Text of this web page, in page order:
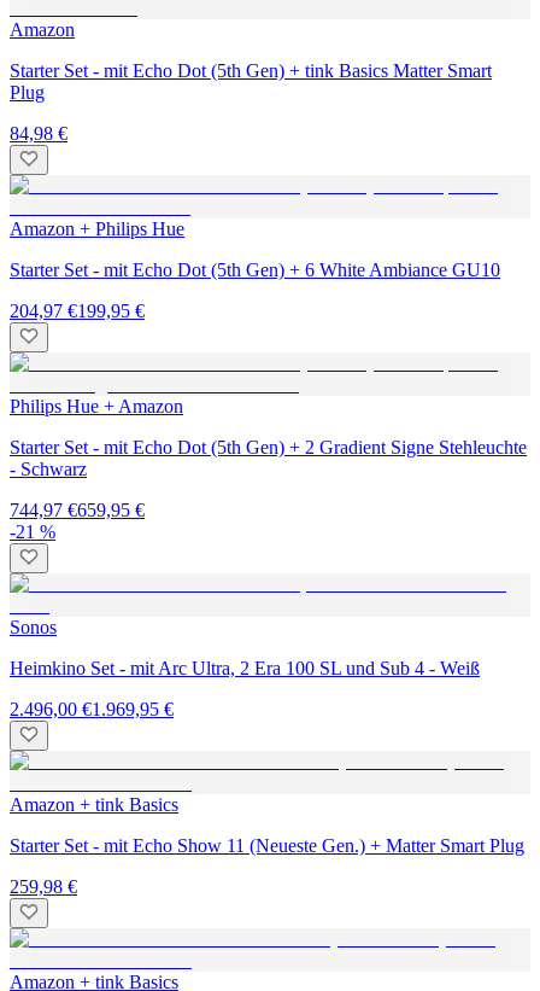
Amazon
Starter Set - mit Echo Dot (5th Gen) + tink Basics Matter Smart
Plug
84,98 €
Amazon + Philips Hue
Starter Set - mit Echo Dot (5th Gen) + 6 White Ambiance GU10
204,97 €199,95 €
Philips Hue + Amazon
Starter Set - mit Echo Dot (5th Gen) + 2 Gradient Signe Stehleuchte
- Schwarz
744,97 €659,95 €
-21 %
Sonos
Heimkino Set - mit Arc Ultra, 2 Era 100 SL und Sub 4 - Weiß
2.496,00 €1.969,95 €
Amazon + tink Basics
Starter Set - mit Echo Show 11 (Neueste Gen.) + Matter Smart Plug
259,98 €
Amazon + tink Basics